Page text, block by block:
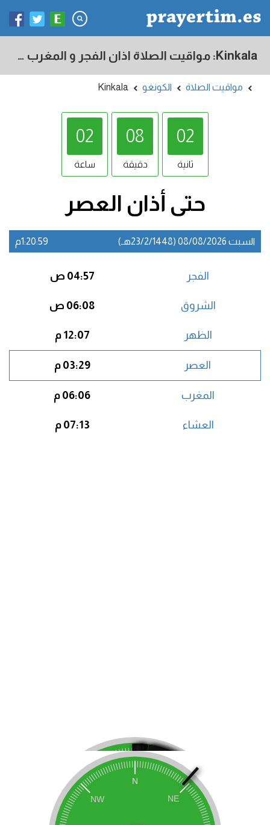
Kinkala: مواقيت الصلاة اذان الفجر و المغرب في اليوم - الكونغو
مواقيت الصلاة الكونغو Kinkala
02
ساعة
08
دقيقة
01
ثانية
حتى أذان العصر
السبت 08/08/2026 (23/2/1448هـ) 1:20:59م
الفجر 04:57 ص
الشروق 06:08 ص
الظهر 12:07 م
العصر 03:29 م
المغرب 06:06 م
العشاء 07:13 م